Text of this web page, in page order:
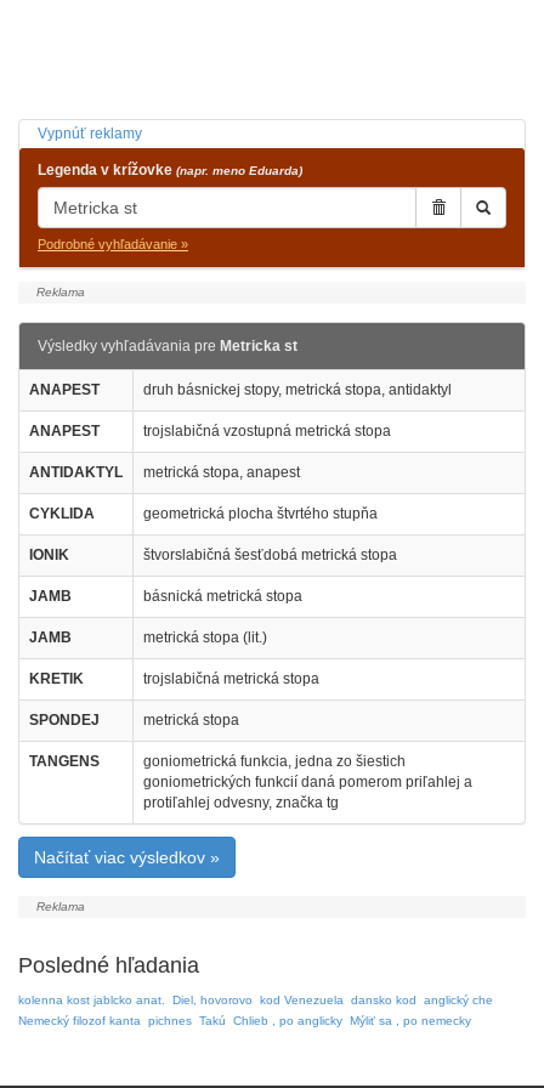
Vypnúť reklamy
Legenda v krížovke (napr. meno Eduarda)
Podrobné vyhľadávanie »
Výsledky vyhľadávania pre Metricka st
ANAPEST druh básnickej stopy, metrická stopa, antidaktyl
ANAPEST trojslabičná vzostupná metrická stopa
ANTIDAKTYL metrická stopa, anapest
CYKLIDA geometrická plocha štvrtého stupňa
IONIK štvorslabičná šesťdobá metrická stopa
JAMB básnická metrická stopa
JAMB metrická stopa (lit.)
KRETIK trojslabičná metrická stopa
SPONDEJ metrická stopa
TANGENS
goniometrická funkcia, jedna zo šiestich
goniometrických funkcií daná pomerom priľahlej a
protiľahlej odvesny, značka tg
Načítať viac výsledkov »
Posledné hľadania
kolenna kost jablcko anat. Diel, hovorovo kod Venezuela dansko kod
anglický che
Nemecký filozof kanta
pichnes Takú Chlieb , po anglicky Mýliť sa , po nemecky